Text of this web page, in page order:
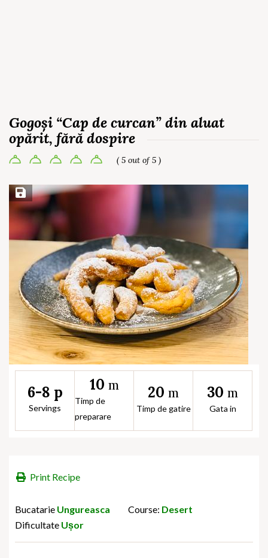
Gogoși “Cap de curcan” din aluat
opărit, fără dospire
( 5 out of 5 )
Save Recipe
6-8 p
Servings
10 m
Timp de
preparare
20 m
Timp de gatire
30 m
Gata in
Print Recipe
Bucatarie Ungureasca Course: Desert
Dificultate Ușor